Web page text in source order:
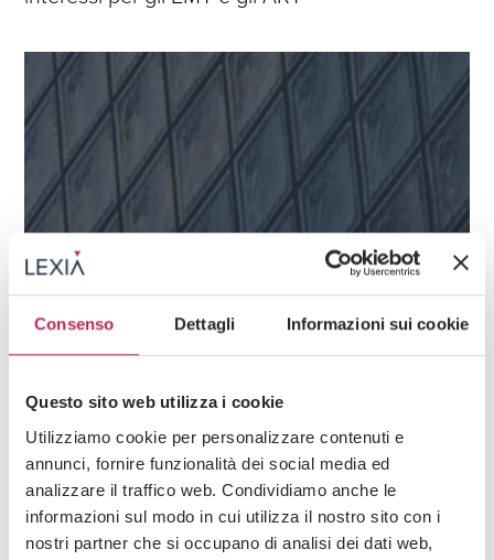
Consenso Dettagli Informazioni sui cookie
Questo sito web utilizza i cookie
Utilizziamo cookie per personalizzare contenuti e
annunci, fornire funzionalità dei social media ed
analizzare il traffico web. Condividiamo anche le
informazioni sul modo in cui utilizza il nostro sito con i
nostri partner che si occupano di analisi dei dati web,
Insights Regolamentazione finanziaria & Fintech
13 · 05 · 2026
L’accesso al Fondo di Garanzia per le PMI da
parte delle piattaforme di crowdfunding